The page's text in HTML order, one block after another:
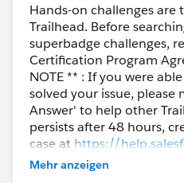
Hands-on challenges are
Trailhead. Before
superbadge challenges,
Certification Program
NOTE ** : If you were
solved your issue, please
Answer' to help other
persists after 48 hours,
case at https://
further assistance.
Mehr anzeigen